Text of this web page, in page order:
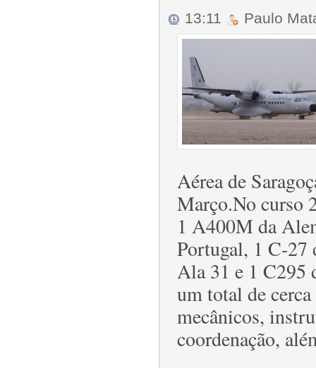
13:11 Paulo
Aérea de
Março.No curso
1 A400M da
Portugal, 1 C-27
Ala 31 e 1 C295
um total de
mecânicos,
coordenação,